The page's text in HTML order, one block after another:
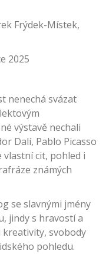
Frýdek-Místek,
2025
nenechá svázat
výstavě nechali
Dalí, Pablo Picasso
vlastní cit, pohled i
známých
se slavnými jmény
jindy s hravostí a
kreativity, svobody
pohledu.